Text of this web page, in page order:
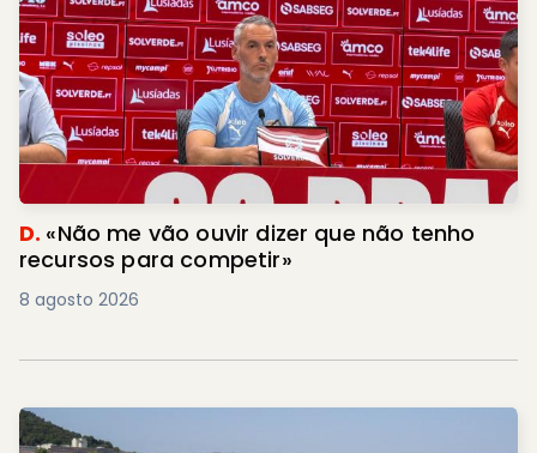
D. «Não me vão ouvir dizer que não tenho
recursos para competir»
8 agosto 2026